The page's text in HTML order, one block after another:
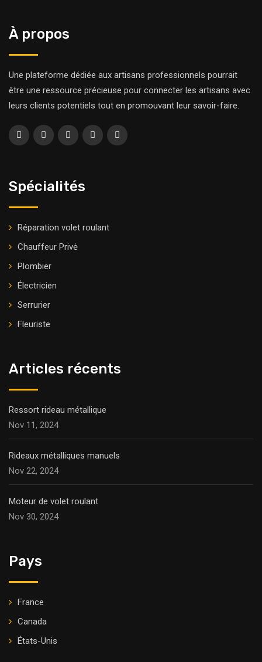
À propos
Une plateforme dédiée aux artisans professionnels pourrait
être une ressource précieuse pour connecter les artisans avec
leurs clients potentiels tout en promouvant leur savoir-faire.
Spécialités
Réparation volet roulant
Chauffeur Privė
Plombier
Électricien
Serrurier
Fleuriste
Articles récents
Ressort rideau métallique
Nov 11, 2024
Rideaux métalliques manuels
Nov 22, 2024
Moteur de volet roulant
Nov 30, 2024
Pays
France
Canada
États-Unis